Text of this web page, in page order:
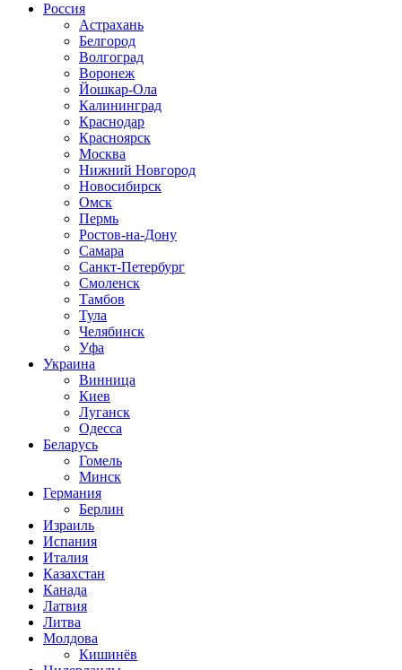
Россия
Астрахань
Белгород
Волгоград
Воронеж
Йошкар-Ола
Калининград
Краснодар
Красноярск
Москва
Нижний Новгород
Новосибирск
Омск
Пермь
Ростов-на-Дону
Самара
Санкт-Петербург
Смоленск
Тамбов
Тула
Челябинск
Уфа
Украина
Винница
Киев
Луганск
Одесса
Беларусь
Гомель
Минск
Германия
Берлин
Израиль
Испания
Италия
Казахстан
Канада
Латвия
Литва
Молдова
Кишинёв